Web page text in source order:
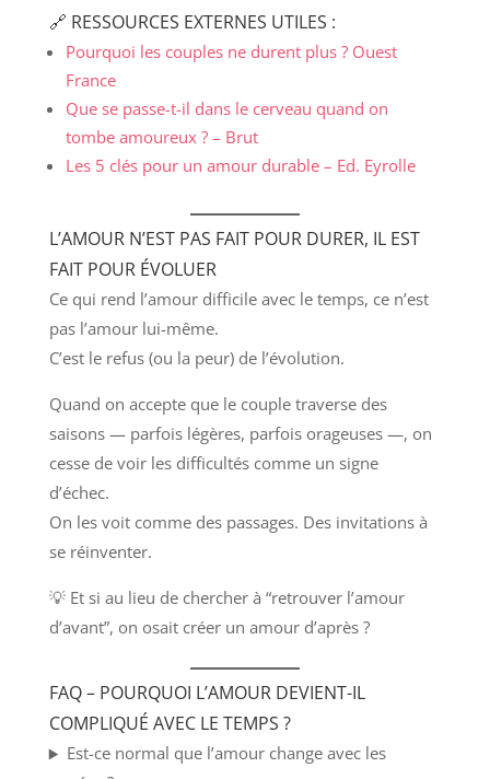
🔗 RESSOURCES EXTERNES UTILES :
Pourquoi les couples ne durent plus? Ouest
France
Que se passe-t-il dans le cerveau quand on
tombe amoureux ?– Brut
Les 5 clés pour un amour durable – Ed. Eyrolle
L’AMOUR N’EST PAS FAIT POUR DURER, IL EST
FAIT POUR ÉVOLUER
Ce qui rend l’amour difficile avec le temps, ce n’est
pas l’amour lui-même.
C’est le refus (ou la peur) de l’évolution.
Quand on accepte que le couple traverse des
saisons — parfois légères, parfois orageuses —, on
cesse de voir les difficultés comme un signe
d’échec.
On les voit comme des passages. Des invitations à
se réinventer.
💡 Et si au lieu de chercher à “retrouver l’amour
d’avant”, on osait créer un amour d’après ?
FAQ – POURQUOI L’AMOUR DEVIENT-IL
COMPLIQUÉ AVEC LE TEMPS ?
Est-ce normal que l’amour change avec les